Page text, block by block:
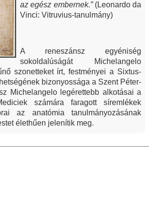
az egész embernek.”(Leonardo da
Vinci: Vitruvius-tanulmány)
A reneszánsz egyéniség
sokoldalúságát Michelangelo
szonetteket írt, festményei a Sixtus-
bizonyossága a Szent Péter-
Michelangelo legérettebb alkotásai a
számára faragott síremlékek
az anatómia tanulmányozásának
élethűen jelenítik meg.